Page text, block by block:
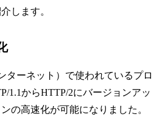
します。
ターネット）で使われているプロ
1.1からHTTP/2にバージョンアッ
の高速化が可能になりました。